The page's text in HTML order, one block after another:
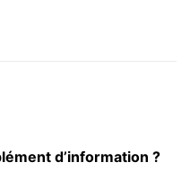
d’information ?